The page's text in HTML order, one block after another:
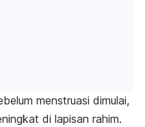
menstruasi dimulai,
di lapisan rahim.